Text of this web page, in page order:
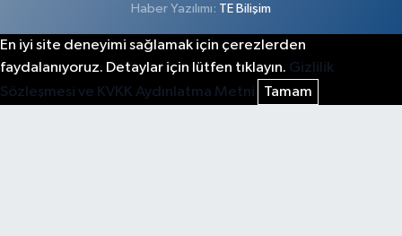
Haber Yazılımı: TE Bilişim
En iyi site deneyimi sağlamak için çerezlerden
faydalanıyoruz. Detaylar için lütfen tıklayın. Gizlilik
Sözleşmesi ve KVKK Aydınlatma Metni
Tamam